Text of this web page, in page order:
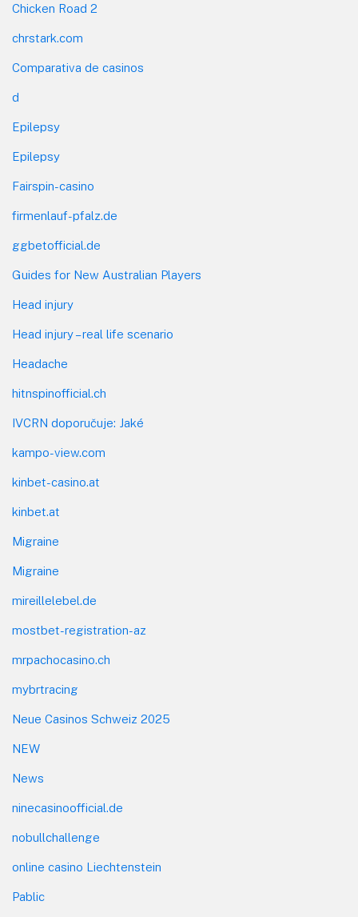
Chicken Road 2
chrstark.com
Comparativa de casinos
d
Epilepsy
Epilepsy
Fairspin-casino
firmenlauf-pfalz.de
ggbetofficial.de
Guides for New Australian Players
Head injury
Head injury – real life scenario
Headache
hitnspinofficial.ch
IVCRN doporučuje: Jaké
kampo-view.com
kinbet-casino.at
kinbet.at
Migraine
Migraine
mireillelebel.de
mostbet-registration-az
mrpachocasino.ch
mybrtracing
Neue Casinos Schweiz 2025
NEW
News
ninecasinoofficial.de
nobullchallenge
online casino Liechtenstein
Pablic